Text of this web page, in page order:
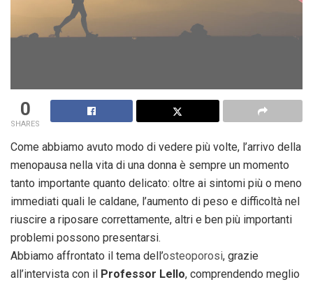
0
SHARES
Come abbiamo avuto modo di vedere più volte, l’arrivo della
menopausa nella vita di una donna è sempre un momento
tanto importante quanto delicato: oltre ai sintomi più o meno
immediati quali le caldane, l’aumento di peso e difficoltà nel
riuscire a riposare correttamente, altri e ben più importanti
problemi possono presentarsi.
Abbiamo affrontato il tema dell’osteoporosi, grazie
all’intervista con il Professor Lello, comprendendo meglio